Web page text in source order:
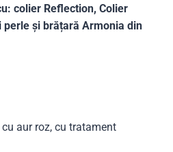
colier Reflection, Colier
și brățară Armonia din
aur roz, cu tratament